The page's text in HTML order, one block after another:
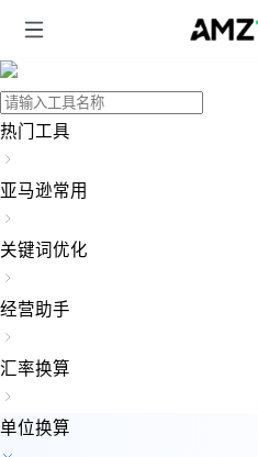
热门工具
亚马逊常用
关键词优化
经营助手
汇率换算
单位换算